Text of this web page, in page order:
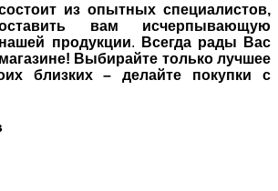
из опытных специалистов,
вам исчерпывающую
продукции.
Всегда рады Вас
Выбирайте только лучшее
близких – делайте покупки с